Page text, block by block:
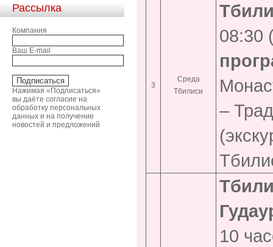
Рассылка
Компания
Ваш E-mail
Нажимая «Подписаться»
вы даёте согласие на
обработку персональных
данных и на получение
новостей и предложений
3
Среда
Тбилиси
08:30
–
10